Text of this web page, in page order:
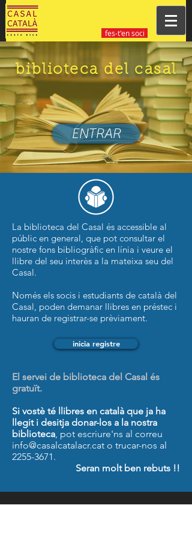
fes-t'en soci
biblioteca del casal
ENTRAR
La biblioteca del Casal és accessible al
públic en general, que pot consultar el
nostre fons bibliogràfic en línia i veure el
llibre del seu interès a la mateixa seu del
Casal.
Només els socis i estudiants de català del
Casal, poden demanar llibres en préstec i
hauran de registrar-se prèviament.
inicia registre
El servei de biblioteca del Casal és
gratuït.
Si vostè té llibres en català que ja ha
llegit i desitja donar-los a la nostra
biblioteca, pot escriure'ns al correu
info@casalcatalacr.cat o trucar-nos al
2255-3671.
Seran molt ben rebuts !!